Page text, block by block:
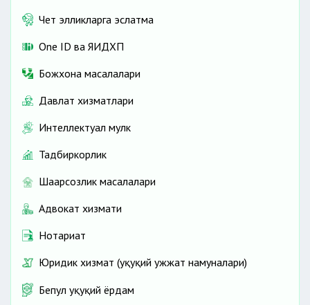
Чет элликларга эслатма
One ID ва ЯИДХП
Божхона масалалари
Давлат хизматлари
Интеллектуал мулк
Тадбиркорлик
Шаҳарсозлик масалалари
Адвокат хизмати
Нотариат
Юридик хизмат (ҳуқуқий ҳужжат намуналари)
Бепул ҳуқуқий ёрдам